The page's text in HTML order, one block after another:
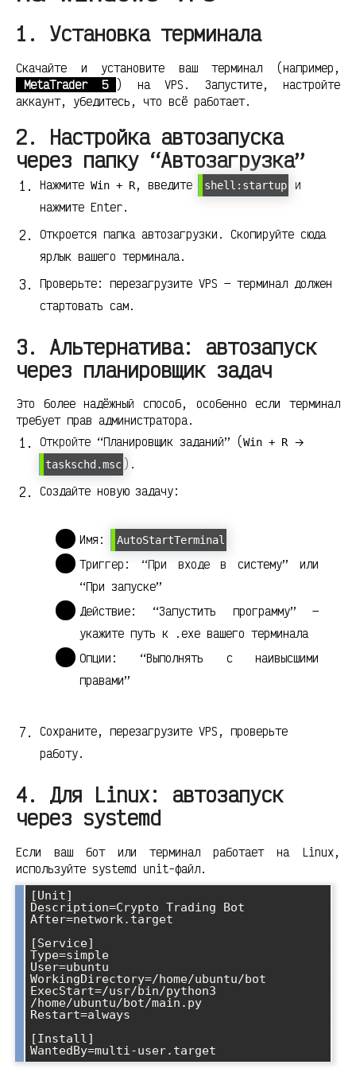
1. Установка терминала
Скачайте и установите ваш терминал (например,
MetaTrader 5
) на VPS. Запустите, настройте
аккаунт, убедитесь, что всё работает.
2. Настройка автозапуска
через папку “Автозагрузка”
Нажмите Win + R, введите shell:startup
и
нажмите Enter.
Откроется папка автозагрузки. Скопируйте сюда
ярлык вашего терминала.
Проверьте: перезагрузите VPS — терминал должен
стартовать сам.
3. Альтернатива: автозапуск
через планировщик задач
Это более надёжный способ, особенно если терминал
требует прав администратора.
Откройте “Планировщик заданий” (Win + R→
taskschd.msc ).
Создайте новую задачу:
Имя: AutoStartTerminal
Триггер: “При входе в систему” или
“При запуске”
Действие: “Запустить программу” —
укажите путь к .exe вашего терминала
Опции: “Выполнять с наивысшими
правами”
Сохраните, перезагрузите VPS, проверьте
работу.
4. Для Linux: автозапуск
через systemd
Если ваш бот или терминал работает на Linux,
используйте systemd unit-файл.
[Unit]
Description=Crypto Trading Bot
After=network.target
[Service]
Type=simple
User=ubuntu
WorkingDirectory=/home/ubuntu/bot
ExecStart=/usr/bin/python3
/home/ubuntu/bot/main.py
Restart=always
[Install]